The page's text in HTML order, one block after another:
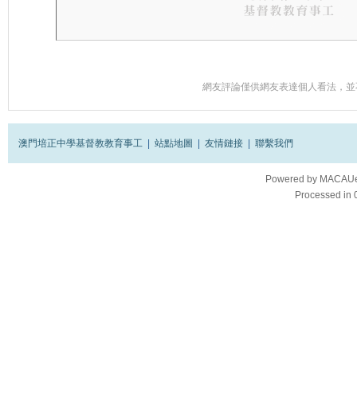
網友評論僅供網友表達個人看法，
澳門培正中學基督教教育事工 站點地圖 友情鏈接 聯繫我們
Powered by
Processed in